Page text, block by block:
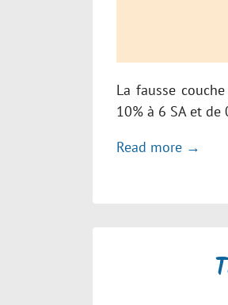
La fausse
10% à 6 SA et de
Read more →